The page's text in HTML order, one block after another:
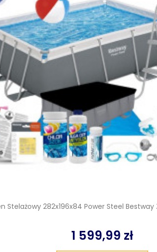
Stelażowy 282x196x84 Power Steel Bestway
1 599,99 zł